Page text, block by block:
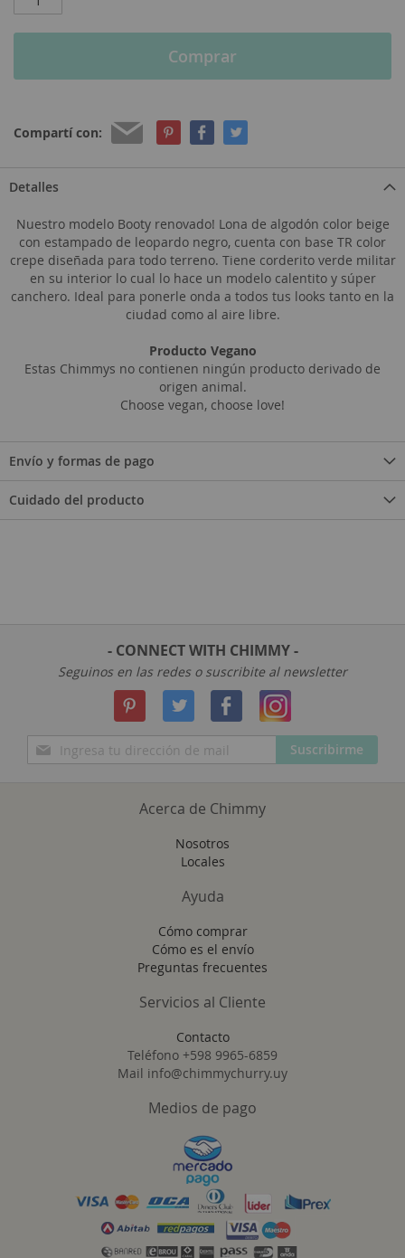
Comprar
Compartí con:
Detalles
Nuestro modelo Booty renovado! Lona de algodón color beige
con estampado de leopardo negro, cuenta con base TR color
crepe diseñada para todo terreno. Tiene corderito verde militar
en su interior lo cual lo hace un modelo calentito y súper
canchero. Ideal para ponerle onda a todos tus looks tanto en la
ciudad como al aire libre.
Producto Vegano
Estas Chimmys no contienen ningún producto derivado de
origen animal.
Choose vegan, choose love!
Envío y formas de pago
Cuidado del producto
- CONNECT WITH CHIMMY -
Seguinos en las redes o suscribite al newsletter
Inscríbase
a
Suscribirme
Acerca de Chimmy
Nosotros
Locales
Ayuda
Cómo comprar
Cómo es el envío
Preguntas frecuentes
Servicios al Cliente
Contacto
Teléfono +598 9965-6859
Mail info@chimmychurry.uy
Medios de pago